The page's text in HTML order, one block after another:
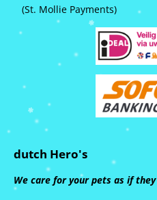
(St. Mollie Payments)
dutch Hero's
We care for your pets as if